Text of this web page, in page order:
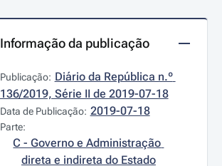
Informação da publicação
Publicação: Diário da República n.º
136/2019, Série II de 2019-07-18
Data de Publicação: 2019-07-18
Parte:
C - Governo e Administração
direta e indireta do Estado